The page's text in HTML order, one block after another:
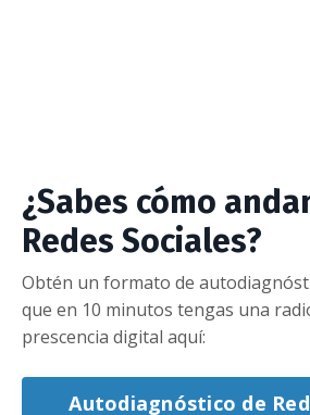
¿Sabes cómo
Redes Sociales?
Obtén un formato de
que en 10 minutos tengas una
prescencia digital aquí:
Autodiagnóstico de